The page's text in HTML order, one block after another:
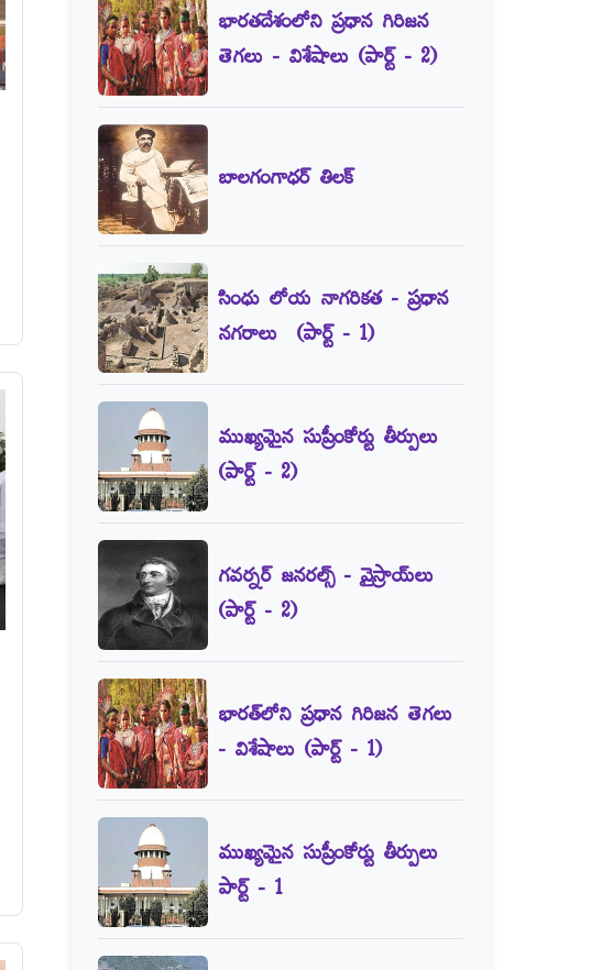
భారతదేశంలోని ప్రధాన గిరిజన
తెగలు - విశేషాలు (పార్ట్‌ - 2)
బాలగంగాధర్‌ తిలక్‌
సింధు లోయ నాగరికత - ప్రధాన
నగరాలు (పార్ట్‌ - 1)
ముఖ్యమైన సుప్రీంకోర్టు తీర్పులు
(పార్ట్‌ - 2)
గవర్నర్‌ జనరల్స్‌ - వైస్రాయ్‌లు
(పార్ట్‌ - 2)
భారత్‌లోని ప్రధాన గిరిజన తెగలు
- విశేషాలు (పార్ట్‌ - 1)
ముఖ్యమైన సుప్రీంకోర్టు తీర్పులు
పార్ట్‌ - 1